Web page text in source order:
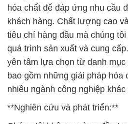
hóa chất để đáp ứng nhu cầu
khách hàng. Chất lượng cao
tiêu chí hàng đầu mà chúng
quá trình sản xuất và cung
yên tâm lựa chọn từ danh mục
bao gồm những giải pháp hóa
nhiều ngành công nghiệp khác
**Nghiên cứu và phát triển:**